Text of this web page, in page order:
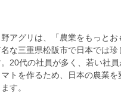
アグリは、「農業をもっと
な三重県松阪市で日本では珍
20代の社員が多く、若い社
トを作るため、日本の農業を
す。